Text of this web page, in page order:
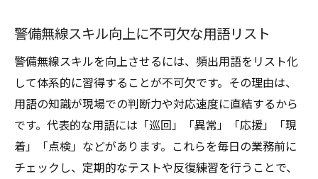
警備無線スキル向上に不可欠な用語リスト
警備無線スキルを向上させるには、頻出用語をリスト化
して体系的に習得することが不可欠です。その理由は、
用語の知識が現場での判断力や対応速度に直結するから
です。代表的な用語には「巡回」「異常」「応援」「現
着」「点検」などがあります。これらを毎日の業務前に
チェックし、定期的なテストや反復練習を行うことで、